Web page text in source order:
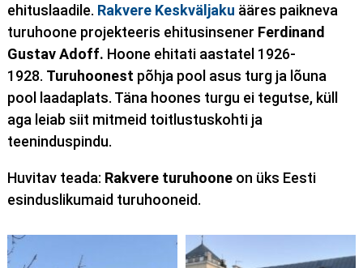
ehituslaadile. Rakvere Keskväljaku ääres paikneva
turuhoone projekteeris ehitusinsener Ferdinand
Gustav Adoff. Hoone ehitati aastatel 1926-
1928. Turuhoonest põhja pool asus turg ja lõuna
pool laadaplats. Täna hoones turgu ei tegutse, küll
aga leiab siit mitmeid toitlustuskohti ja
teeninduspindu.
Huvitav teada: Rakvere turuhooneon üks Eesti
esinduslikumaid turuhooneid.